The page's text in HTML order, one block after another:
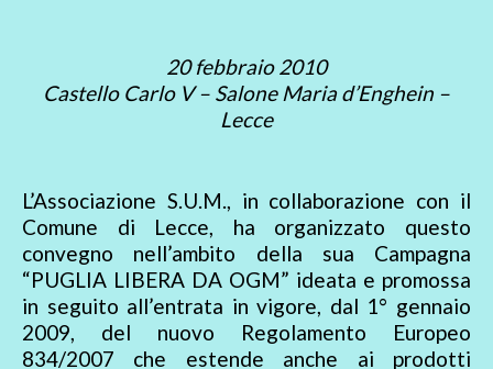
20 febbraio 2010
Castello Carlo V – Salone Maria d’Enghein –
Lecce
L’Associazione S.U.M., in collaborazione con il
Comune di Lecce, ha organizzato questo
convegno nell’ambito della sua Campagna
“PUGLIA LIBERA DA OGM” ideata e promossa
in seguito all’entrata in vigore, dal 1° gennaio
2009, del nuovo Regolamento Europeo
834/2007 che estende anche ai prodotti